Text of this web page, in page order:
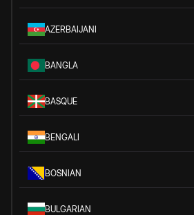
AZERBAIJANI
BANGLA
BASQUE
BENGALI
BOSNIAN
BULGARIAN